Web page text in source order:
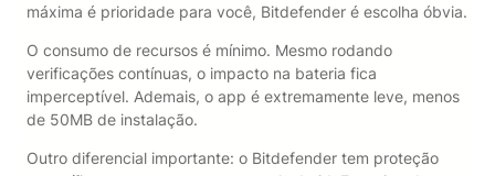
máxima é prioridade para você, Bitdefender é escolha óbvia.
O consumo de recursos é mínimo. Mesmo rodando
verificações contínuas, o impacto na bateria fica
imperceptível. Ademais, o app é extremamente leve, menos
de 50MB de instalação.
Outro diferencial importante: o Bitdefender tem proteção